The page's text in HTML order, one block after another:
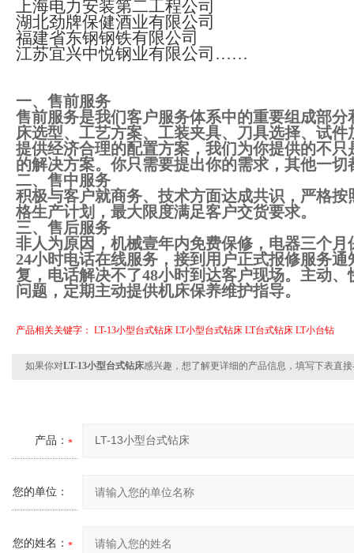
上海电力安装第二工程公司
湖北劲牌保健酒业有限公司
福建省东钢钢铁有限公司
江苏宜兴中悦钢业有限公司 ……
一、售前服务
售前服务是我们客户服务体系中的重要组成部分
床选型、工艺方案、工装夹具、刀具选择、试件
提供经济合理的配置方案，我们为你提供的不只
的解决方案。你只需要提出你的需求，其他一切
二、售中服务
积极与客户就商务、技术方面达成共识，严格按
格生产计划，最大限度满足客户交货要求。
三、售后服务
非人为原因，机械壹年内免费保修，电器三个月
24小时电话在线服务，接到用户正式报修服务通
复，电话解决不了48小时到达客户现场。主动、
问题，定期主动提供机床保养维护指导。
产品相关关键字： LT-13小型台式钻床 LT小型台式钻床 LT台式钻床 LT小台钻
如果你对LT-13小型台式钻床感兴趣，想了解更详细的产品信息，填写下表直
产品：
您的单位：
您的姓名：